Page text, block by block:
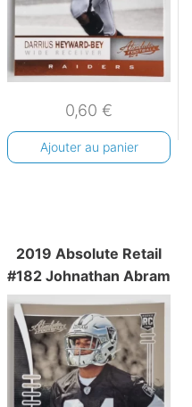
0,60€
Ajouter au panier
2019 Absolute Retail
#182 Johnathan Abram